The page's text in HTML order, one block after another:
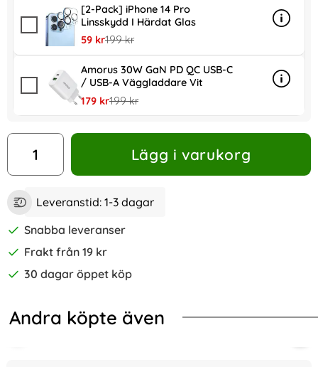
[2-Pack] iPhone 14 Pro
Linsskydd I Härdat Glas
rea pris
59 krtidigare pris
199 kr
Info
mer
Amorus 30W GaN PD QC USB-C
/ USB-A Väggladdare Vit
rea pris
179 krtidigare pris
199 kr
Info
mer
antal
Lägg i varukorg
Leveranstid: 1-3 dagar
Snabba leveranser
Frakt från 19 kr
30 dagar öppet köp
Andra köpte även